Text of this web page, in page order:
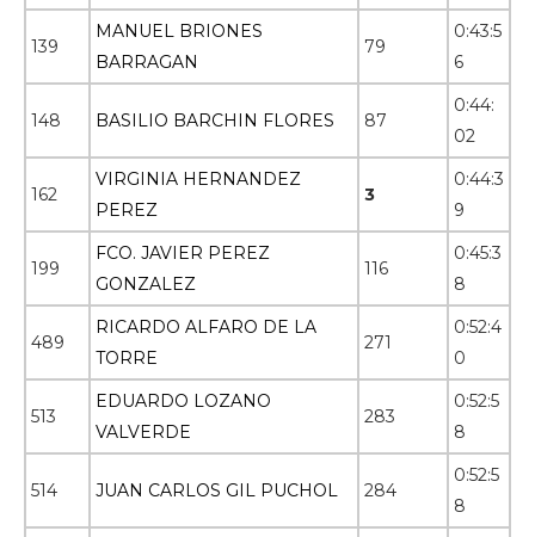
139
MANUEL BRIONES
BARRAGAN
79
0:43:5
6
148 BASILIO BARCHIN FLORES 87
0:44:
02
162
VIRGINIA HERNANDEZ
PEREZ
3
0:44:3
9
199
FCO. JAVIER PEREZ
GONZALEZ
116
0:45:3
8
489
RICARDO ALFARO DE LA
TORRE
271
0:52:4
0
513
EDUARDO LOZANO
VALVERDE
283
0:52:5
8
514 JUAN CARLOS GIL PUCHOL 284
0:52:5
8